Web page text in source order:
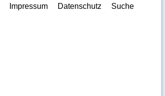
Impressum Datenschutz Suche